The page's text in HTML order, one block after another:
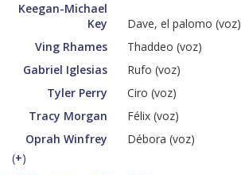
Keegan-Michael
Key
Dave, el palomo (voz)
Ving Rhames
Thaddeo (voz)
Gabriel Iglesias
Rufo (voz)
Tyler Perry
Ciro (voz)
Tracy Morgan
Félix (voz)
Oprah Winfrey
Débora (voz)
(+)